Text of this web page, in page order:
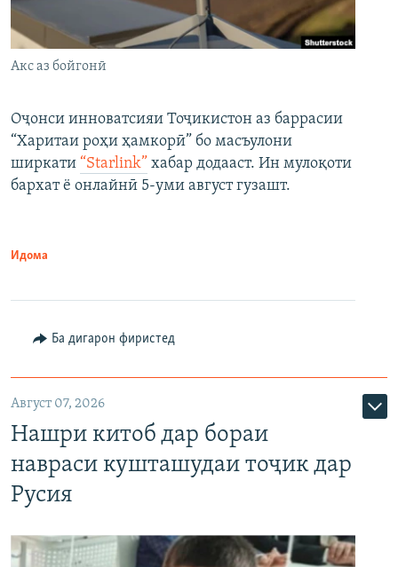
Акс аз бойгонӣ
Оҷонси инноватсияи Тоҷикистон аз баррасии
“Харитаи роҳи ҳамкорӣ” бо масъулони
ширкати “Starlink” хабар додааст. Ин мулоқоти
бархат ё онлайнӣ 5-уми август гузашт.
Идома
Ба дигарон фиристед
Август 07, 2026
Нашри китоб дар бораи
навраси кушташудаи тоҷик дар
Русия